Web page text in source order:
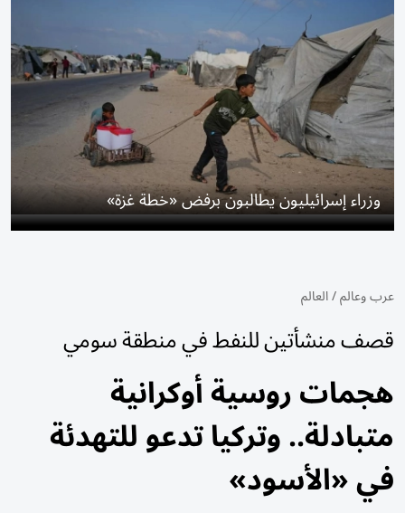
وزراء إسرائيليون يطالبون برفض «خطة غزة»
عرب وعالم/العالم
قصف منشأتين للنفط في منطقة سومي
هجمات روسية أوكرانية
متبادلة.. وتركيا تدعو للتهدئة
في «الأسود»